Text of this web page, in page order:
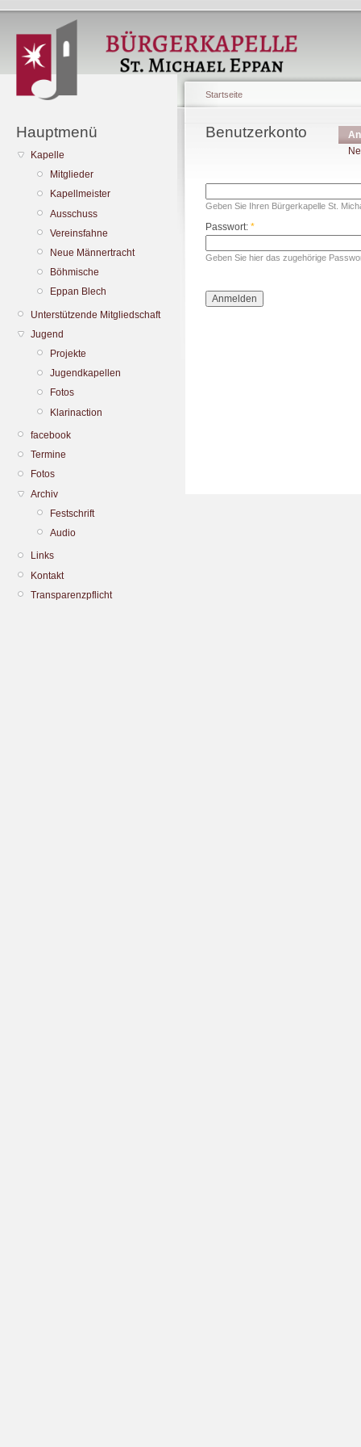
Hauptmenü
Kapelle
Mitglieder
Kapellmeister
Ausschuss
Vereinsfahne
Neue Männertracht
Böhmische
Eppan Blech
Unterstützende Mitgliedschaft
Jugend
Projekte
Jugendkapellen
Fotos
Klarinaction
facebook
Termine
Fotos
Archiv
Festschrift
Audio
Links
Kontakt
Transparenzpflicht
Startseite
Benutzerkonto
Geben Sie Ihren Bürgerkapelle St.
Passwort: *
Geben Sie hier das zugehörige